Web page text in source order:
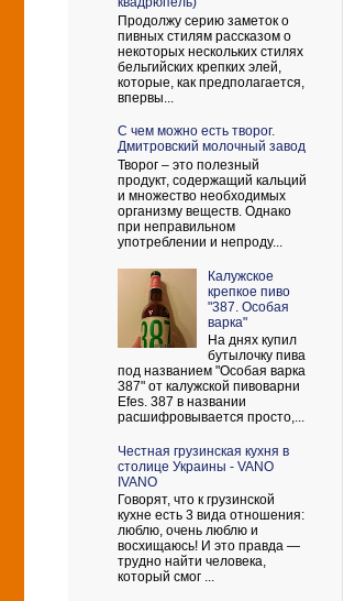
Продолжу серию заметок о
пивных стилям рассказом о
некоторых нескольких стилях
бельгийских крепких элей,
которые, как предполагается,
впервы...
С чем можно есть творог.
Дмитровский молочный завод
Творог – это полезный
продукт, содержащий кальций
и множество необходимых
организму веществ. Однако
при неправильном
употреблении и непроду...
Калужское
крепкое пиво
"387. Особая
варка"
На днях купил
бутылочку пива
под названием "Особая варка
387" от калужской пивоварни
Efes. 387 в названии
расшифровывается просто,...
Честная грузинская кухня в
столице Украины - VANO
IVANO
Говорят, что к грузинской
кухне есть 3 вида отношения:
люблю, очень люблю и
восхищаюсь! И это правда —
трудно найти человека,
который смог ...